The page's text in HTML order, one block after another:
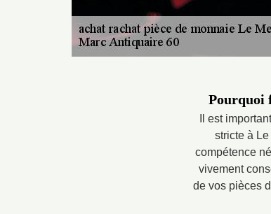
Pourquoi
Il est
stricte à
compétence
vivement
de vos pièces